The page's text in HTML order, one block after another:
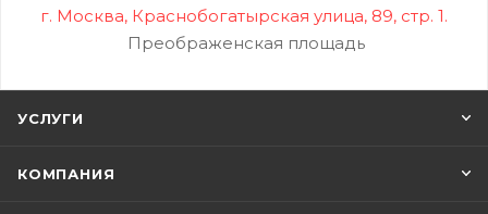
г. Москва, Краснобогатырская улица, 89, стр. 1.
Преображенская площадь
УСЛУГИ
КОМПАНИЯ